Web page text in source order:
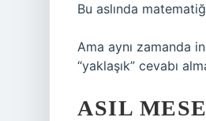
Bu aslında
Ama aynı zamanda
“yaklaşık” cevabı
ASIL